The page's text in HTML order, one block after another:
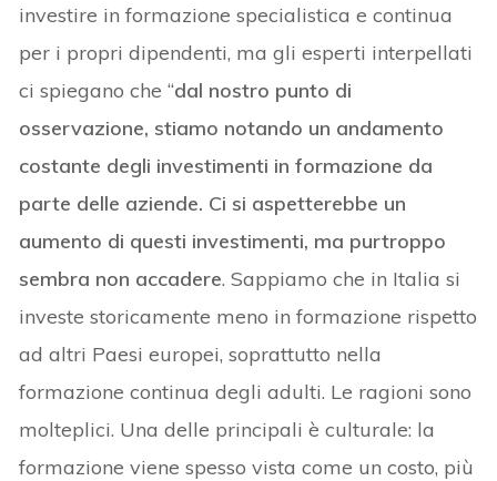
investire in formazione specialistica e continua
per i propri dipendenti, ma gli esperti interpellati
ci spiegano che “dal nostro punto di
osservazione, stiamo notando un andamento
costante degli investimenti in formazione da
parte delle aziende. Ci si aspetterebbe un
aumento di questi investimenti, ma purtroppo
sembra non accadere. Sappiamo che in Italia si
investe storicamente meno in formazione rispetto
ad altri Paesi europei, soprattutto nella
formazione continua degli adulti. Le ragioni sono
molteplici. Una delle principali è culturale: la
formazione viene spesso vista come un costo, più